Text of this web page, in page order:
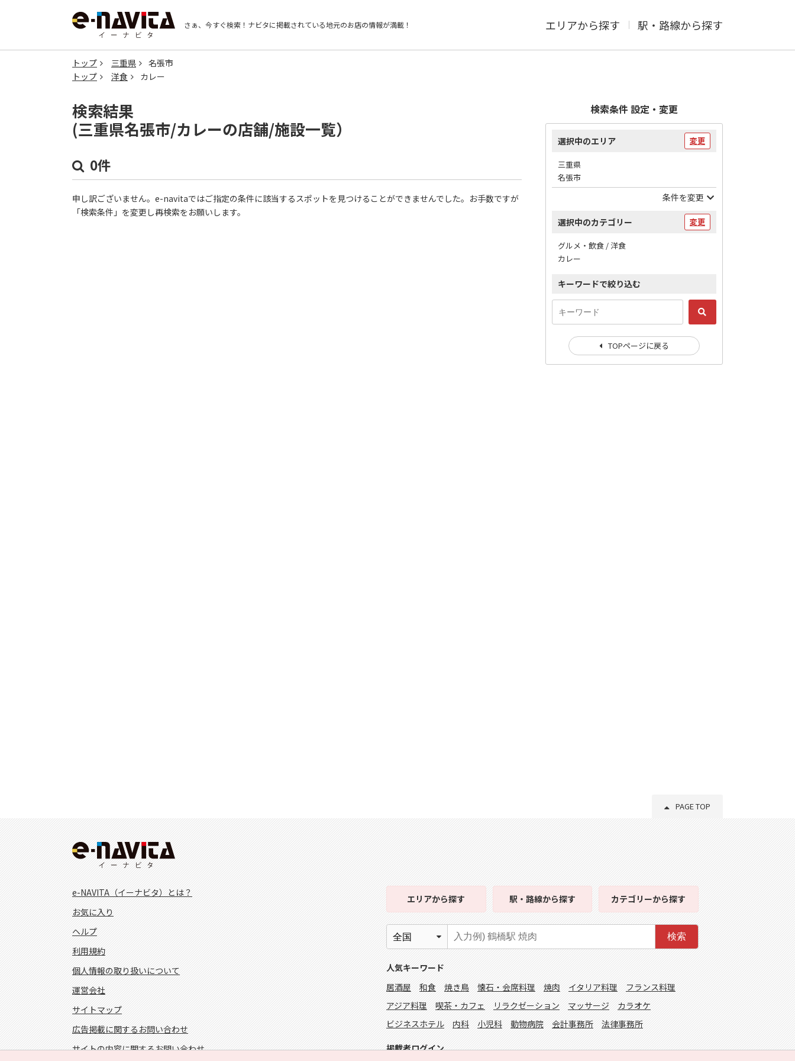
さぁ、今すぐ検索！ ナビタに掲載されている地元のお店の情報が満載！ エリアから探す 駅・路線から探す
トップ 三重県
名張市
トップ
洋食 カレー
検索結果
(三重県名張市/カレーの店舗/施設一覧）
0件
申し訳ございません。e-navitaではご指定の条件に該当するスポットを見つけることができませんでした。お手数ですが
「検索条件」を変更し再検索をお願いします。
検索条件 設定・変更
選択中のエリア 変更
三重県
名張市
条件を変更
選択中のカテゴリー 変更
グルメ・飲食 / 洋食
カレー
キーワードで絞り込む
TOPページに戻る
PAGE TOP
e-NAVITA（イーナビタ）とは？
お気に入り
ヘルプ
利用規約
個人情報の取り扱いについて
運営会社
サイトマップ
広告掲載に関するお問い合わせ
サイトの内容に関するお問い合わせ
エリアから探す 駅・路線から探す カテゴリーから探す
検索
人気キーワード
居酒屋
和食 焼き鳥 懐石・会席料理 焼肉 イタリア料理
フランス料理
アジア料理
喫茶・カフェ リラクゼーション マッサージ
カラオケ
ビジネスホテル
内科 小児科 動物病院 会計事務所 法律事務所
掲載者ログイン